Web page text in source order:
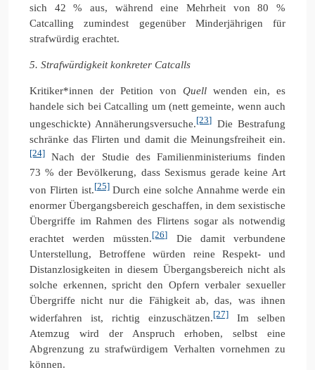
sich 42 % aus, während eine Mehrheit von 80 %
Catcalling zumindest gegenüber Minderjährigen für
strafwürdig erachtet.
5. Strafwürdigkeit konkreter Catcalls
Kritiker*innen der Petition von Quell wenden ein, es
handele sich bei Catcalling um (nett gemeinte, wenn auch
ungeschickte) Annäherungsversuche.[23] Die Bestrafung
schränke das Flirten und damit die Meinungsfreiheit ein.
[24] Nach der Studie des Familienministeriums finden
73 % der Bevölkerung, dass Sexismus gerade keine Art
von Flirten ist.[25]Durch eine solche Annahme werde ein
enormer Übergangsbereich geschaffen, in dem sexistische
Übergriffe im Rahmen des Flirtens sogar als notwendig
erachtet werden müssten.[26]
Die damit verbundene
Unterstellung, Betroffene würden reine Respekt- und
Distanzlosigkeiten in diesem Übergangsbereich nicht als
solche erkennen, spricht den Opfern verbaler sexueller
Übergriffe nicht nur die Fähigkeit ab, das, was ihnen
widerfahren ist, richtig einzuschätzen.[27] Im selben
Atemzug wird der Anspruch erhoben, selbst eine
Abgrenzung zu strafwürdigem Verhalten vornehmen zu
können.